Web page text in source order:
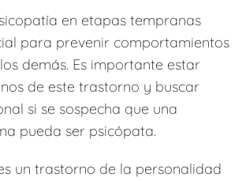
en etapas tempranas
para prevenir comportamientos
demás. Es importante estar
de este trastorno y buscar
si se sospecha que una
pueda ser psicópata.
un trastorno de la personalidad